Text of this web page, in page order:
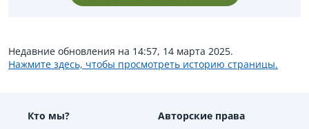
Недавние обновления на 14:57, 14 марта 2025.
Нажмите здесь, чтобы просмотреть историю страницы.
Кто мы? Авторские права